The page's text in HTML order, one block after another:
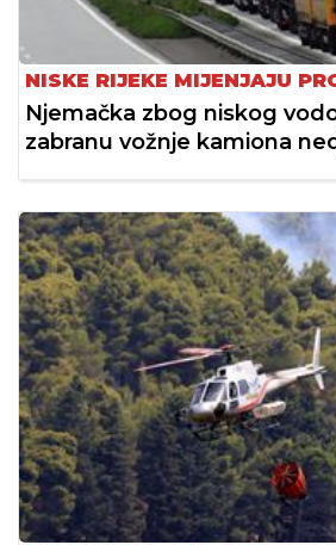
NISKE RIJEKE MIJENJAJU
Njemačka zbog niskog
zabranu vožnje kamiona